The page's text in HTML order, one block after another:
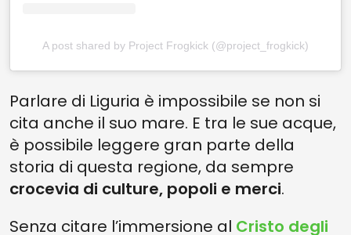
A post shared by Project Frogkick (@project_frogkick)
Parlare di Liguria è impossibile se non si
cita anche il suo mare. E tra le sue acque,
è possibile leggere gran parte della
storia di questa regione, da sempre
crocevia di culture, popoli e merci.
Senza citare l’immersione al Cristo degli